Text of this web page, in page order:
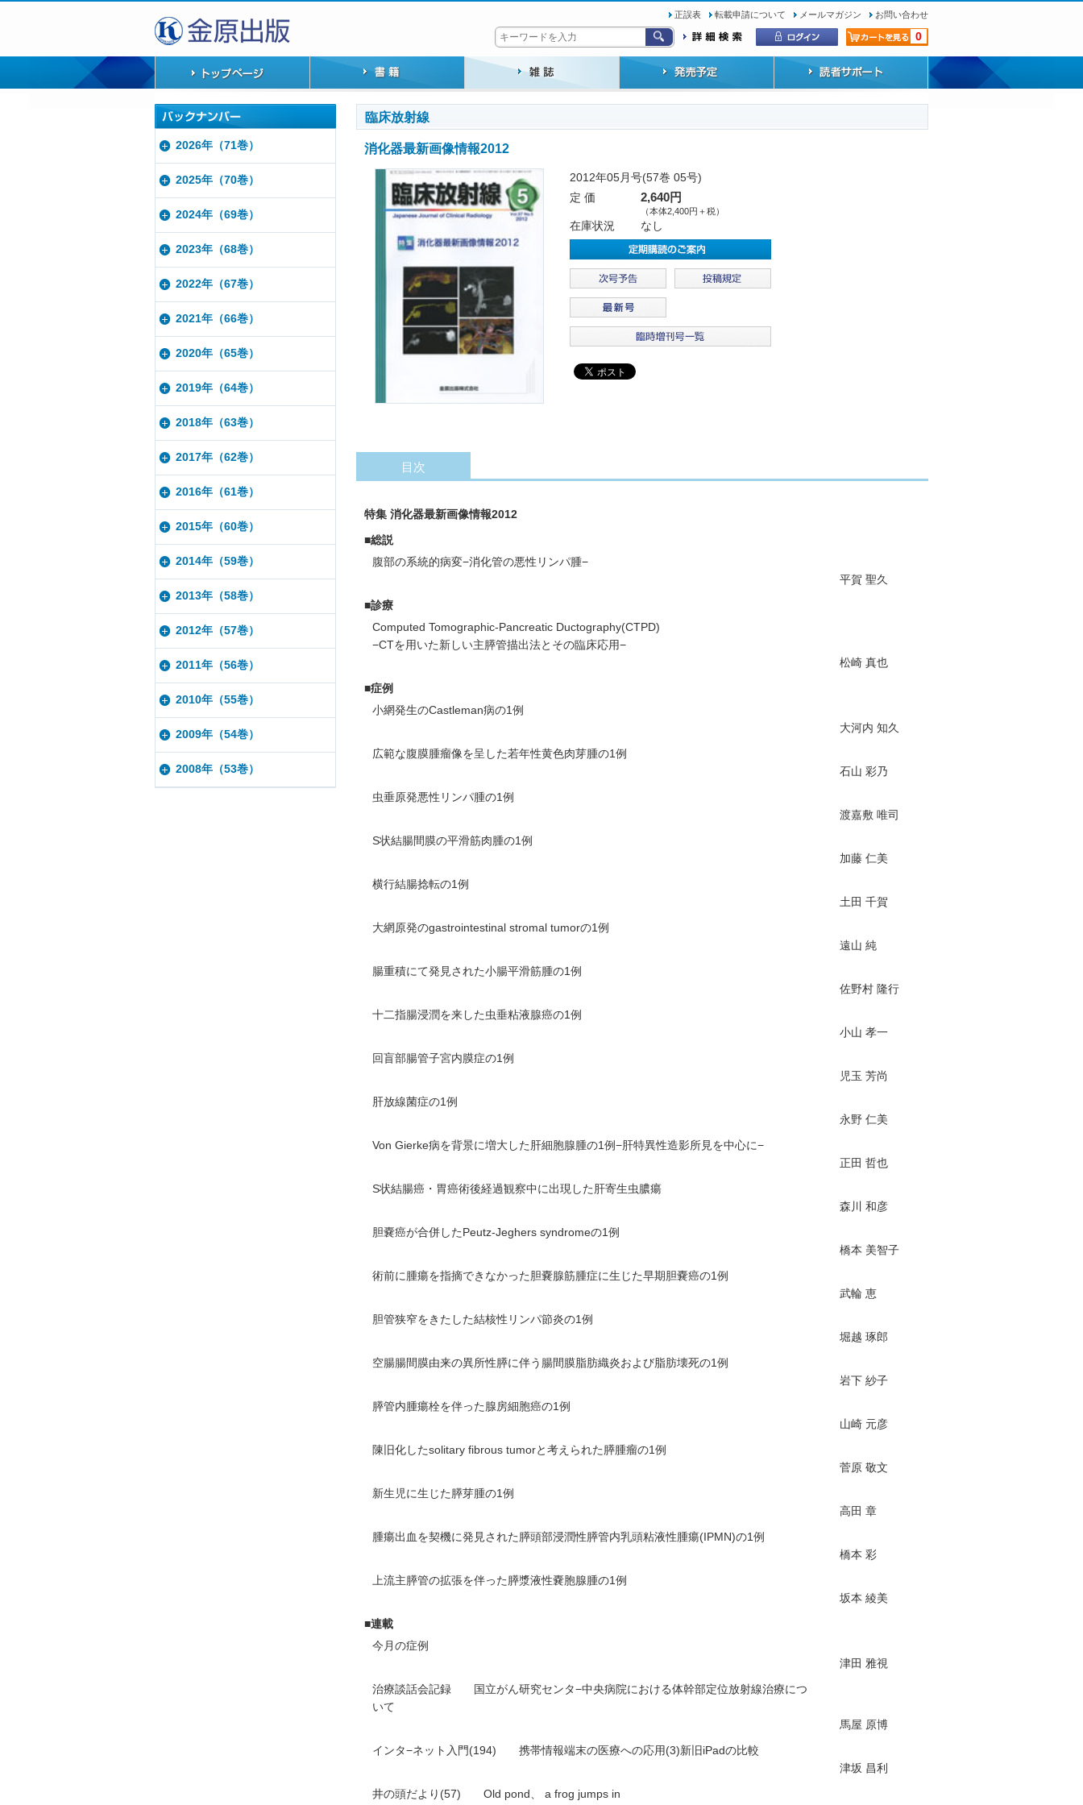
正誤表 転載申請について メールマガジン お問い合わせ
0
臨床放射線
消化器最新画像情報2012
2012年05月号(57巻 05号)
定 価
2,640円
（本体2,400円＋税）
在庫状況 なし
目次
特集 消化器最新画像情報2012
■総説
腹部の系統的病変−消化管の悪性リンパ腫−
平賀 聖久
■診療
Computed Tomographic-Pancreatic Ductography(CTPD)
−CTを用いた新しい主膵管描出法とその臨床応用−
松崎 真也
■症例
小網発生のCastleman病の1例
大河内 知久
広範な腹膜腫瘤像を呈した若年性黄色肉芽腫の1例
石山 彩乃
虫垂原発悪性リンパ腫の1例
渡嘉敷 唯司
S状結腸間膜の平滑筋肉腫の1例
加藤 仁美
横行結腸捻転の1例
土田 千賀
大網原発のgastrointestinal stromal tumorの1例
遠山 純
腸重積にて発見された小腸平滑筋腫の1例
佐野村 隆行
十二指腸浸潤を来した虫垂粘液腺癌の1例
小山 孝一
回盲部腸管子宮内膜症の1例
児玉 芳尚
肝放線菌症の1例
永野 仁美
Von Gierke病を背景に増大した肝細胞腺腫の1例−肝特異性造影所見を中心に−
正田 哲也
S状結腸癌・胃癌術後経過観察中に出現した肝寄生虫膿瘍
森川 和彦
胆嚢癌が合併したPeutz-Jeghers syndromeの1例
橋本 美智子
術前に腫瘍を指摘できなかった胆嚢腺筋腫症に生じた早期胆嚢癌の1例
武輪 恵
胆管狭窄をきたした結核性リンパ節炎の1例
堀越 琢郎
空腸腸間膜由来の異所性膵に伴う腸間膜脂肪織炎および脂肪壊死の1例
岩下 紗子
膵管内腫瘍栓を伴った腺房細胞癌の1例
山崎 元彦
陳旧化したsolitary fibrous tumorと考えられた膵腫瘤の1例
菅原 敬文
新生児に生じた膵芽腫の1例
高田 章
腫瘍出血を契機に発見された膵頭部浸潤性膵管内乳頭粘液性腫瘍(IPMN)の1例
橋本 彩
上流主膵管の拡張を伴った膵漿液性嚢胞腺腫の1例
坂本 綾美
■連載
今月の症例
津田 雅視
治療談話会記録 国立がん研究センタ−中央病院における体幹部定位放射線治療につ
いて
馬屋 原博
インタ−ネット入門(194) 携帯情報端末の医療への応用(3)新旧iPadの比較
津坂 昌利
井の頭だより(57) Old pond、 a frog jumps in
2026年（71巻）
2025年（70巻）
2024年（69巻）
2023年（68巻）
2022年（67巻）
2021年（66巻）
2020年（65巻）
2019年（64巻）
2018年（63巻）
2017年（62巻）
2016年（61巻）
2015年（60巻）
2014年（59巻）
2013年（58巻）
2012年（57巻）
2011年（56巻）
2010年（55巻）
2009年（54巻）
2008年（53巻）